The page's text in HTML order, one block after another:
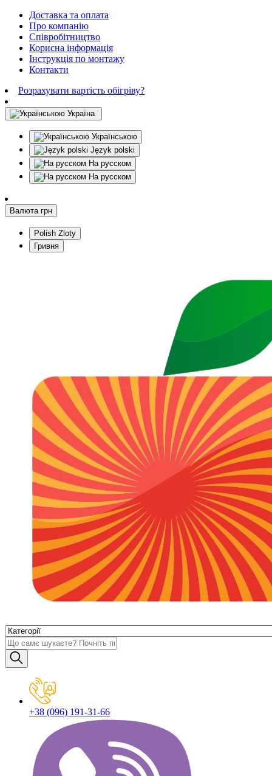
Доставка та оплата
Про компанію
Співробітництво
Корисна інформація
Інструкція по монтажу
Контакти
Розрахувати вартість обігріву?
Україна
Українською
Język polski
На русском
На русском
Валюта грн
Polish Zloty
Гривня
+38 (096) 191-31-66